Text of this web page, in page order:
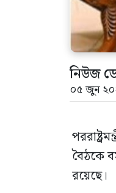
নিউজ
০৫ জুন
বৈঠকে
রয়েছে।